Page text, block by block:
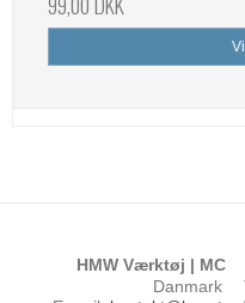
HMW Værktøj | MC
Danmark